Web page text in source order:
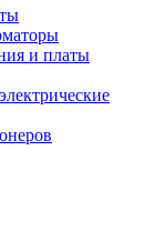
и платы